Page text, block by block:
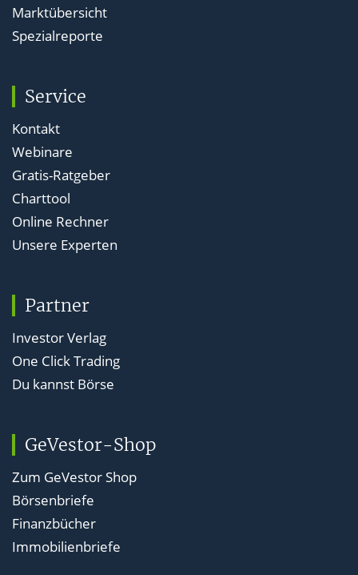
Marktübersicht
Spezialreporte
Service
Kontakt
Webinare
Gratis-Ratgeber
Charttool
Online Rechner
Unsere Experten
Partner
Investor Verlag
One Click Trading
Du kannst Börse
GeVestor-Shop
Zum GeVestor Shop
Börsenbriefe
Finanzbücher
Immobilienbriefe